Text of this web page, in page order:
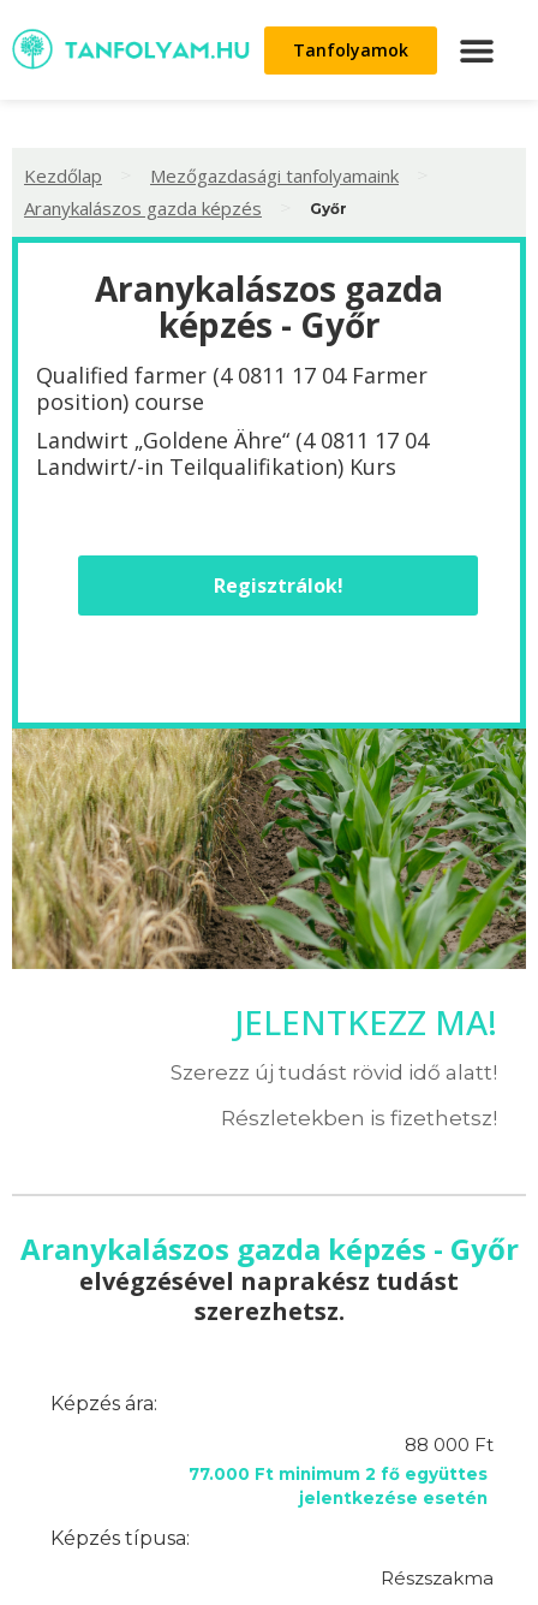
Tanfolyamok
Kezdőlap Mezőgazdasági tanfolyamaink
Aranykalászos gazda képzés Győr
Aranykalászos gazda
képzés - Győr
Qualified farmer (4 0811 17 04 Farmer
position) course
Landwirt „Goldene Ähre“ (4 0811 17 04
Landwirt/-in Teilqualifikation) Kurs
Regisztrálok!
JELENTKEZZ MA!
Szerezz új tudást rövid idő alatt!
Részletekben is fizethetsz!
Aranykalászos gazda képzés - Győr
elvégzésével naprakész tudást
szerezhetsz.
Képzés ára:
88 000 Ft
77.000 Ft minimum 2 fő együttes
jelentkezése esetén
Képzés típusa:
Részszakma